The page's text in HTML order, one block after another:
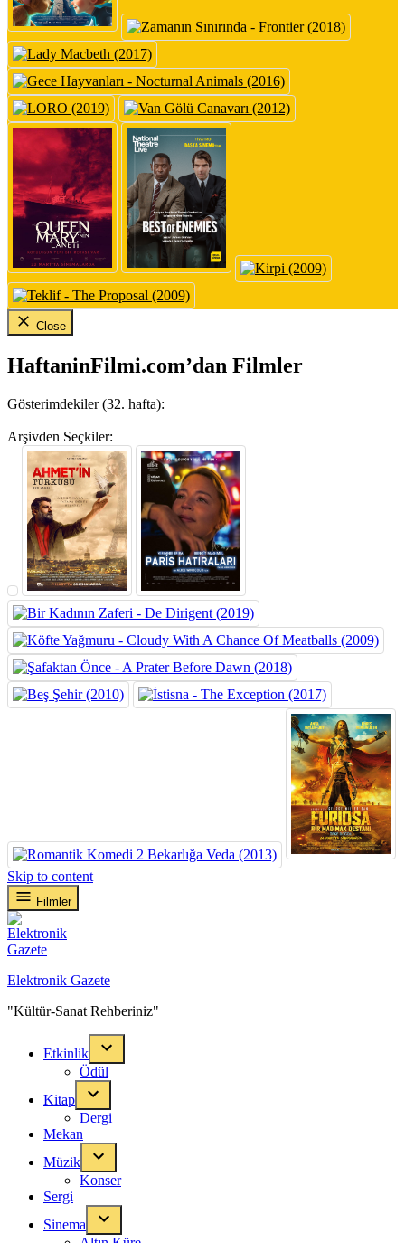
Close
HaftaninFilmi.com’dan Filmler
Gösterimdekiler (32. hafta):
Arşivden Seçkiler:
Skip to content
Filmler
Elektronik Gazete
"Kültür-Sanat Rehberiniz"
Etkinlik
Ödül
Kitap
Dergi
Mekan
Müzik
Konser
Sergi
Sinema